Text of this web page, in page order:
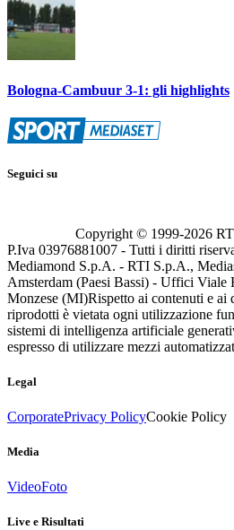
Bologna-Cambuur 3-1: gli highlights
Seguici su
Copyright © 1999-2026
P.Iva 03976881007 - Tutti i diritti
Mediamond S.p.A. - RTI S.p.A.,
Amsterdam (Paesi Bassi) - Uffici Viale
Monzese (MI)Rispetto ai contenuti e ai
riprodotti è vietata ogni utilizzazione
sistemi di intelligenza artificiale
espresso di utilizzare mezzi
Legal
CorporatePrivacy PolicyCookie Policy
Media
VideoFoto
Live e Risultati